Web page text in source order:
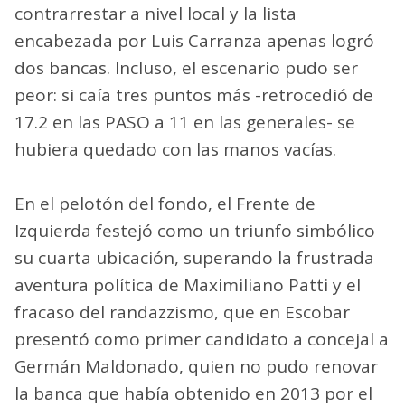
contrarrestar a nivel local y la lista
encabezada por Luis Carranza apenas logró
dos bancas. Incluso, el escenario pudo ser
peor: si caía tres puntos más -retrocedió de
17.2 en las PASO a 11 en las generales- se
hubiera quedado con las manos vacías.
En el pelotón del fondo, el Frente de
Izquierda festejó como un triunfo simbólico
su cuarta ubicación, superando la frustrada
aventura política de Maximiliano Patti y el
fracaso del randazzismo, que en Escobar
presentó como primer candidato a concejal a
Germán Maldonado, quien no pudo renovar
la banca que había obtenido en 2013 por el